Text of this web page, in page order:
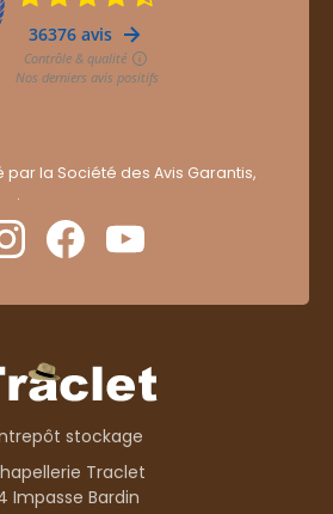
la Société des Avis Garantis,
.
stockage
Traclet
Impasse Bardin